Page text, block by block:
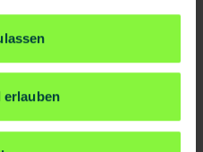
erlauben